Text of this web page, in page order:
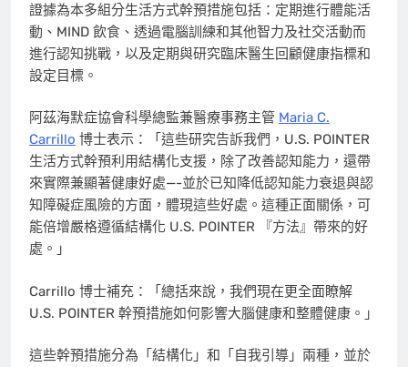
證據為本多組分生活方式幹預措施包括：定期進行體能活
動、MIND 飲食、透過電腦訓練和其他智力及社交活動而
進行認知挑戰，以及定期與研究臨床醫生回顧健康指標和
設定目標。
阿茲海默症協會科學總監兼醫療事務主管 Maria C.
Carrillo 博士表示：「這些研究告訴我們，U.S. POINTER
生活方式幹預利用結構化支援，除了改善認知能力，還帶
來實際兼顯著健康好處—-並於已知降低認知能力衰退與認
知障礙症風險的方面，體現這些好處。這種正面關係，可
能倍增嚴格遵循結構化 U.S. POINTER 『方法』帶來的好
處。」
Carrillo 博士補充：「總括來說，我們現在更全面瞭解
U.S. POINTER 幹預措施如何影響大腦健康和整體健康。」
這些幹預措施分為「結構化」和「自我引導」兩種，並於